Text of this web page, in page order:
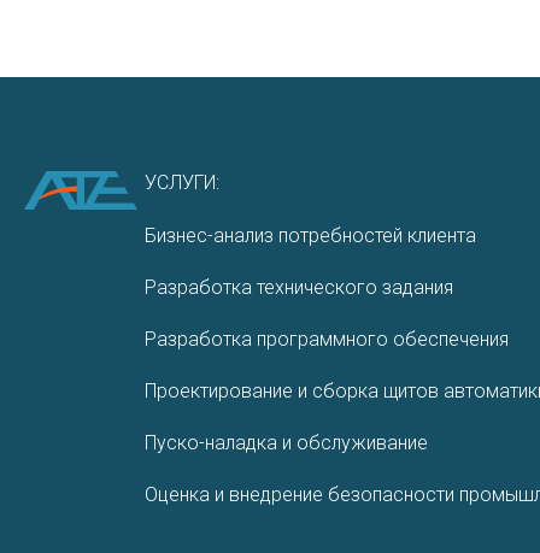
УСЛУГИ:
Бизнес-анализ потребностей клиента
Разработка технического задания
Разработ­ка програм­много обеспе­чения
Проектирование и сборка щитов
Пуско-наладка и обслуживание
Оценка и внедрение безопасности